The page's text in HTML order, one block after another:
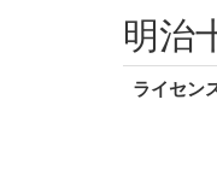
明治
ライセン